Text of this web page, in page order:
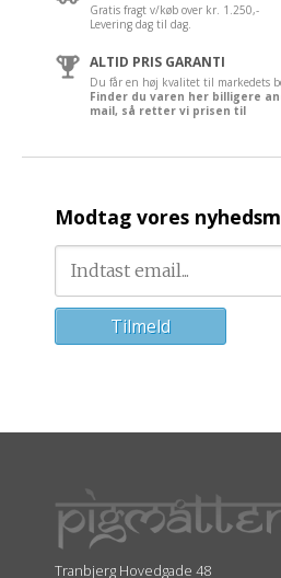
Gratis fragt v/køb over kr. 1.250,-
Levering dag til dag.
ALTID PRIS GARANTI
Du får en høj kvalitet til markedets
Finder du varen her billigere
mail, så retter vi prisen til
Modtag vores
Tranbjerg Hovedgade 48